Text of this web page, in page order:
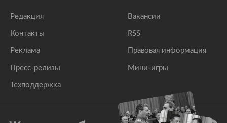
Редакция
Контакты
Реклама
Пресс-релизы
Техподдержка
Вакансии
RSS
Правовая информация
Мини-игры